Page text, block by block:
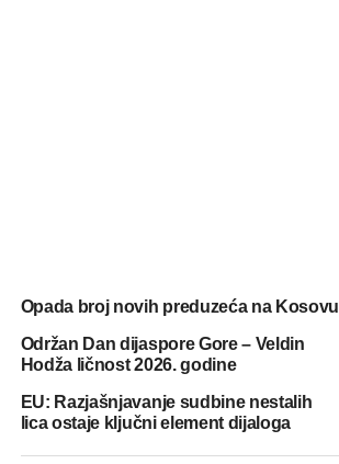
Opada broj novih preduzeća na Kosovu
Održan Dan dijaspore Gore – Veldin
Hodža ličnost 2026. godine
EU: Razjašnjavanje sudbine nestalih
lica ostaje ključni element dijaloga